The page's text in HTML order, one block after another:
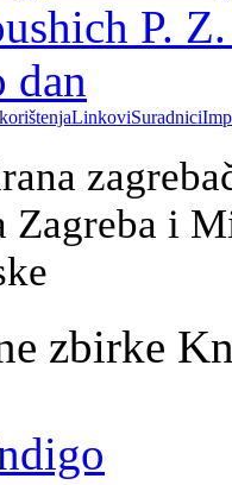
P.
dan
LinkoviSuradnici
Zagreba i
zbirke